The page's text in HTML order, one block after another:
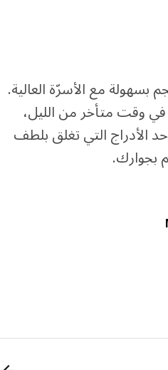
مع الأسرّة العالية.
وقت متأخر من الليل،
التي تغلق بلطف